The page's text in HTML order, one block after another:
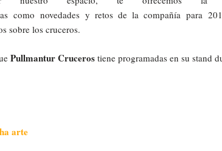
como novedades y retos de la compañía para
sobre los cruceros.
Pullmantur Cruceros tiene programadas en su stand
arte